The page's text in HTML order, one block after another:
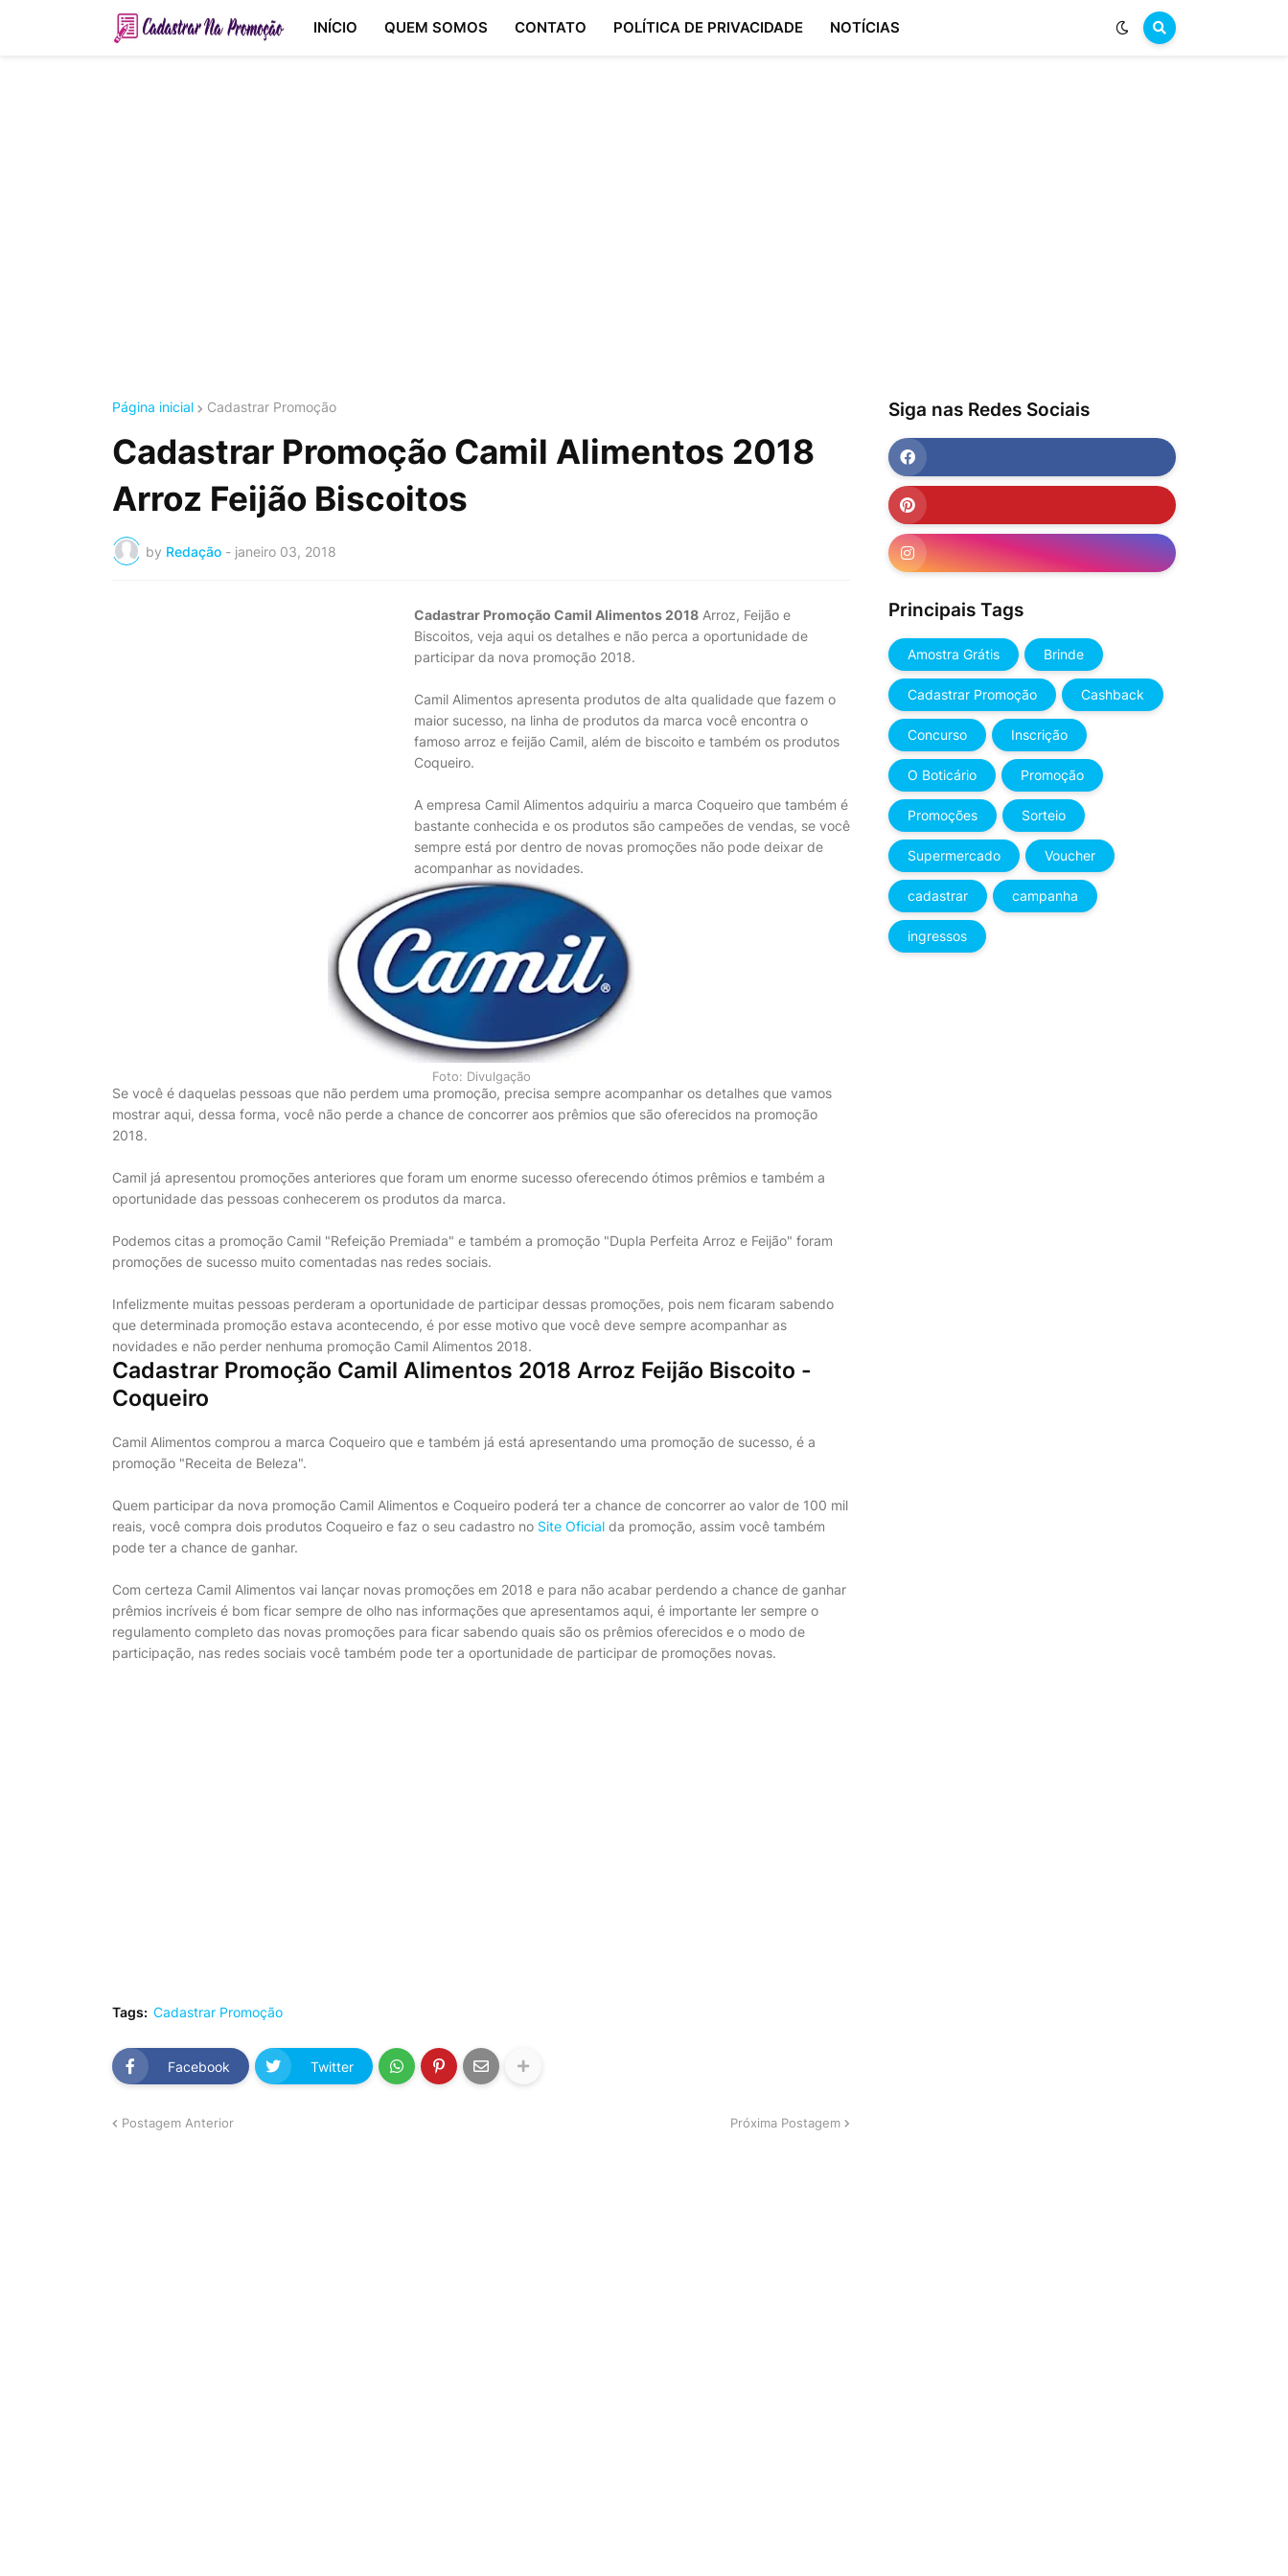
INÍCIO QUEM SOMOS CONTATO POLÍTICA DE PRIVACIDADE NOTÍCIAS
Página inicial Cadastrar Promoção
Cadastrar Promoção Camil Alimentos 2018
Arroz Feijão Biscoitos
by Redação - janeiro 03, 2018
Cadastrar Promoção Camil Alimentos 2018 Arroz, Feijão e
Biscoitos, veja aqui os detalhes e não perca a oportunidade de
participar da nova promoção 2018.
Camil Alimentos apresenta produtos de alta qualidade que fazem o
maior sucesso, na linha de produtos da marca você encontra o
famoso arroz e feijão Camil, além de biscoito e também os produtos
Coqueiro.
A empresa Camil Alimentos adquiriu a marca Coqueiro que também é
bastante conhecida e os produtos são campeões de vendas, se você
sempre está por dentro de novas promoções não pode deixar de
acompanhar as novidades.
Foto: Divulgação
Se você é daquelas pessoas que não perdem uma promoção, precisa sempre acompanhar os detalhes que vamos
mostrar aqui, dessa forma, você não perde a chance de concorrer aos prêmios que são oferecidos na promoção
2018.
Camil já apresentou promoções anteriores que foram um enorme sucesso oferecendo ótimos prêmios e também a
oportunidade das pessoas conhecerem os produtos da marca.
Podemos citas a promoção Camil "Refeição Premiada" e também a promoção "Dupla Perfeita Arroz e Feijão" foram
promoções de sucesso muito comentadas nas redes sociais.
Infelizmente muitas pessoas perderam a oportunidade de participar dessas promoções, pois nem ficaram sabendo
que determinada promoção estava acontecendo, é por esse motivo que você deve sempre acompanhar as
novidades e não perder nenhuma promoção Camil Alimentos 2018.
Cadastrar Promoção Camil Alimentos 2018 Arroz Feijão Biscoito -
Coqueiro
Camil Alimentos comprou a marca Coqueiro que e também já está apresentando uma promoção de sucesso, é a
promoção "Receita de Beleza".
Quem participar da nova promoção Camil Alimentos e Coqueiro poderá ter a chance de concorrer ao valor de 100 mil
reais, você compra dois produtos Coqueiro e faz o seu cadastro no Site Oficial da promoção, assim você também
pode ter a chance de ganhar.
Com certeza Camil Alimentos vai lançar novas promoções em 2018 e para não acabar perdendo a chance de ganhar
prêmios incríveis é bom ficar sempre de olho nas informações que apresentamos aqui, é importante ler sempre o
regulamento completo das novas promoções para ficar sabendo quais são os prêmios oferecidos e o modo de
participação, nas redes sociais você também pode ter a oportunidade de participar de promoções novas.
Tags: Cadastrar Promoção
Facebook Twitter
Postagem Anterior Próxima Postagem
Siga nas Redes Sociais
Principais Tags
Amostra Grátis Brinde
Cadastrar Promoção Cashback
Concurso Inscrição
O Boticário Promoção
Promoções Sorteio
Supermercado Voucher
cadastrar campanha
ingressos